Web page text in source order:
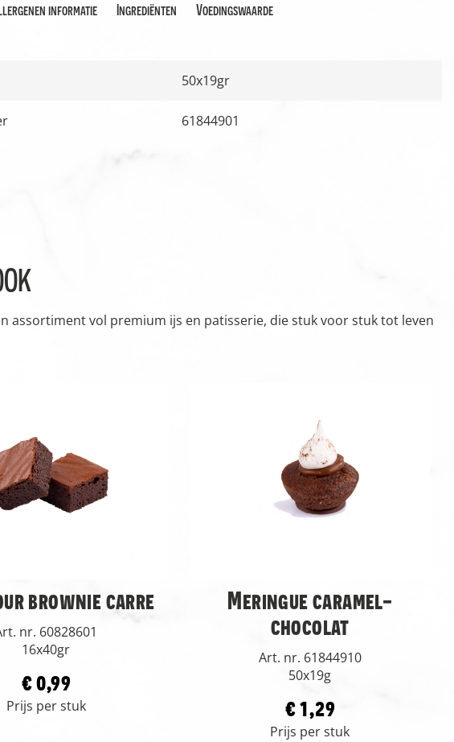
informatie Ingrediënten Voedingswaarde
50x19gr
61844901
assortiment vol premium ijs en patisserie, die stuk voor stuk tot leven
brownie carre
nr. 60828601
16x40gr
€ 0,99
Prijs per stuk
Meringue caramel-
chocolat
Art. nr. 61844910
50x19g
€ 1,29
Prijs per stuk